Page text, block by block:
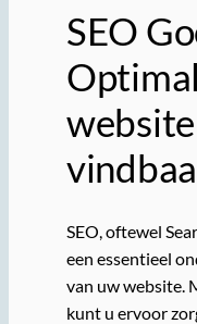
SEO
SEO, oftewel
een essentieel
van uw website.
kunt u ervoor